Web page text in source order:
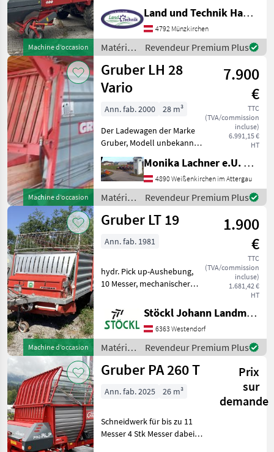
Machine d’occasion
Pendel Pickup 5 reihig mit
180 cm • Tasträder
luftbereift •
Rollenniederhalter •
Land und Technik HandelsgesmbH
4792 Münzkirchen
Matériels
de
fenaison
/ Gruber
Revendeur Premium Plus
Machine d’occasion
Gruber LH 28
Vario
7.900
€
TTC
(TVA/commission
incluse)
6.991,15 €
HT
Ann. fab. 2000
28 m³
Der Ladewagen der Marke
Gruber, Modell unbekannt,
wurde im Jahr 2000
hergestellt und ist mit
einem Ladevolumen von 28
Litern ausgestattet. Dieses
Modell ist ein Aufb
Monika Lachner e.U. Maschinenhandel
4890 Weißenkirchen im Attergau
Matériels
de
fenaison
Revendeur Premium Plus
Machine d’occasion
Gruber LT 19
1.900
€
TTC
(TVA/commission
incluse)
1.681,42 €
HT
Ann. fab. 1981
hydr. Pick up-Aushebung,
10 Messer, mechanischer
Gelenkwelle, Standort
Westendorf (A) Essieux
(nombre): 1 essieu, Sol à
raclettes Matériels de
Stöckl Johann Landmaschinen GesmbH & Co KG
6363 Westendorf
Matériels
de
fenaison
Revendeur Premium Plus
Gruber PA 260 T
Prix
sur
demande
Ann. fab. 2025 26 m³
Schneidwerk für bis zu 11
Messer 4 Stk Messer dabei